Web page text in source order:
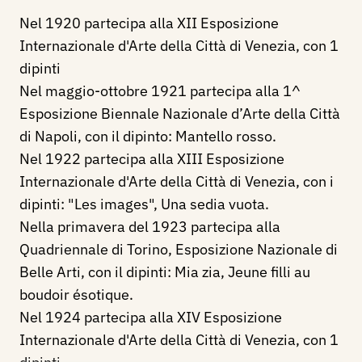
Nel 1920 partecipa alla XII Esposizione
Internazionale d'Arte della Città di Venezia, con 1
dipinti
Nel maggio-ottobre 1921 partecipa alla 1^
Esposizione Biennale Nazionale d’Arte della Città
di Napoli, con il dipinto: Mantello rosso.
Nel 1922 partecipa alla XIII Esposizione
Internazionale d'Arte della Città di Venezia, con i
dipinti: "Les images", Una sedia vuota.
Nella primavera del 1923 partecipa alla
Quadriennale di Torino, Esposizione Nazionale di
Belle Arti, con il dipinti: Mia zia, Jeune filli au
boudoir ésotique.
Nel 1924 partecipa alla XIV Esposizione
Internazionale d'Arte della Città di Venezia, con 1